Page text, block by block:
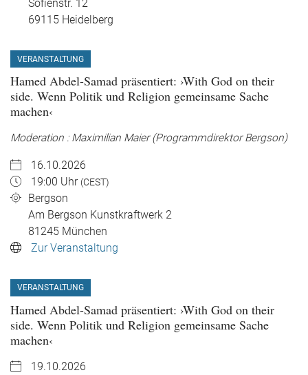
Sofienstr. 12
69115 Heidelberg
VERANSTALTUNG
Hamed Abdel-Samad präsentiert: ›With God on their
side. Wenn Politik und Religion gemeinsame Sache
machen‹
Moderation : Maximilian Maier (Programmdirektor Bergson)
16.10.2026
19:00 Uhr (CEST)
Bergson
Am Bergson Kunstkraftwerk 2
81245 München
Zur Veranstaltung
VERANSTALTUNG
Hamed Abdel-Samad präsentiert: ›With God on their
side. Wenn Politik und Religion gemeinsame Sache
machen‹
19.10.2026